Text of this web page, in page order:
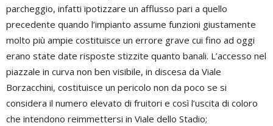
parcheggio, infatti ipotizzare un afflusso pari a quello
precedente quando l’impianto assume funzioni giustamente
molto più ampie costituisce un errore grave cui fino ad oggi
erano state date risposte stizzite quanto banali. L’accesso nel
piazzale in curva non ben visibile, in discesa da Viale
Borzacchini, costituisce un pericolo non da poco se si
considera il numero elevato di fruitori e così l’uscita di coloro
che intendono reimmettersi in Viale dello Stadio;